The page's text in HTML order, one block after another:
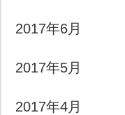
2017年6月
2017年5月
2017年4月